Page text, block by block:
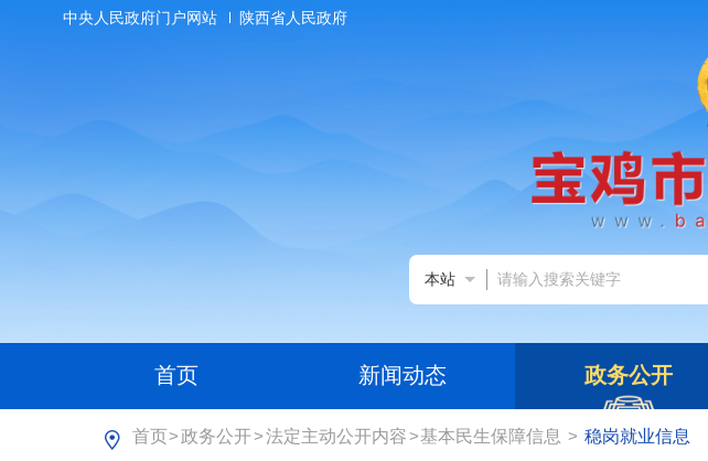
中央人民政府门户网站 陕西省人民政府
本站
首页 新闻动态 政务公开
首页>政务公开>法定主动公开内容>基本民生保障信息 > 稳岗就业信息